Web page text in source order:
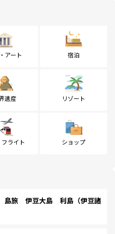
アート 宿泊
遺産 リゾート
ライト ショップ
島旅 伊豆大島 利島（伊豆諸